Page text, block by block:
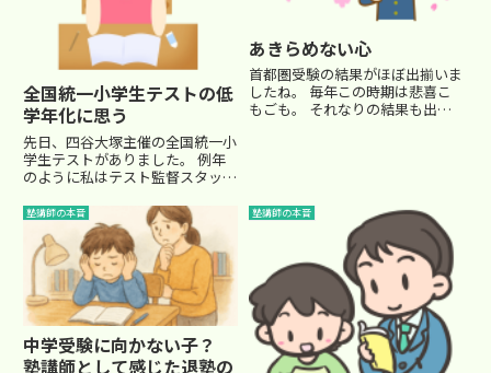
全国統一小学生テストの低
学年化に思う
先日、四谷大塚主催の全国統一小
学生テストがありました。 例年
のように私はテスト監督スタッフ
２） このテスト、昔は小３～小
５対象だったのですが、段々と低
学年層にも受験対象を拡げまし
て、今回は初めての試みで、小学
あきらめない心
首都圏受験の結果がほぼ出揃いま
したね。 毎年この時期は悲喜こ
もごも。 それなりの結果も出ま
塾講師の本音
中学受験に向かない子？
塾講師として感じた退塾の
塾講師の本音